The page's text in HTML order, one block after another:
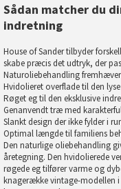
Sådan matcher du
indretning
House of Sander tilbyder
skabe præcis det udtryk, der
Naturoliebehandling
Hvidolieret overflade til den
Røget eg til den eksklusive
Genanvendt træ med
Slankt design der ikke fylder i
Optimal længde til familiens
Den naturlige oliebehandling
åretegning. Den hvidolierede
røgede eg tilfører varme og
knagerække vintage-modellen